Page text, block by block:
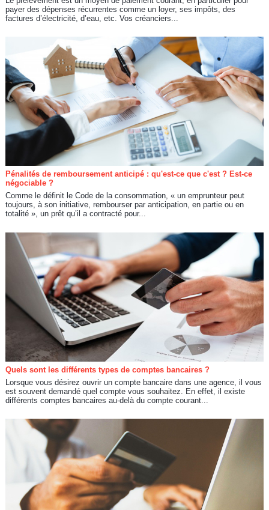
payer des dépenses récurrentes comme un loyer, ses impôts, des
factures d’électricité, d’eau, etc. Vos créanciers...
Pénalités de remboursement anticipé : qu'est-ce que c'est ? Est-ce
négociable ?
Comme le définit le Code de la consommation, « un emprunteur peut
toujours, à son initiative, rembourser par anticipation, en partie ou en
totalité », un prêt qu’il a contracté pour...
Quels sont les différents types de comptes bancaires ?
Lorsque vous désirez ouvrir un compte bancaire dans une agence, il vous
est souvent demandé quel compte vous souhaitez. En effet, il existe
différents comptes bancaires au-delà du compte courant...